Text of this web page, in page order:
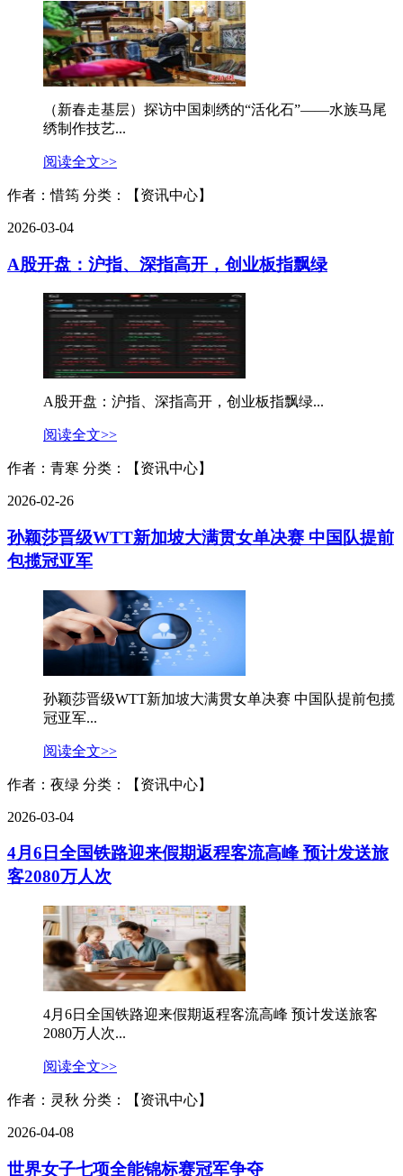
（新春走基层）探访中国刺绣的“活化石”——水族马尾
绣制作技艺...
阅读全文>>
作者：惜筠 分类：【资讯中心】
2026-03-04
A股开盘：沪指、深指高开，创业板指飘绿
A股开盘：沪指、深指高开，创业板指飘绿...
阅读全文>>
作者：青寒 分类：【资讯中心】
2026-02-26
孙颖莎晋级WTT新加坡大满贯女单决赛 中国队提前
包揽冠亚军
孙颖莎晋级WTT新加坡大满贯女单决赛 中国队提前包揽
冠亚军...
阅读全文>>
作者：夜绿 分类：【资讯中心】
2026-03-04
4月6日全国铁路迎来假期返程客流高峰 预计发送旅
客2080万人次
4月6日全国铁路迎来假期返程客流高峰 预计发送旅客
2080万人次...
阅读全文>>
作者：灵秋 分类：【资讯中心】
2026-04-08
世界女子七项全能锦标赛冠军争夺